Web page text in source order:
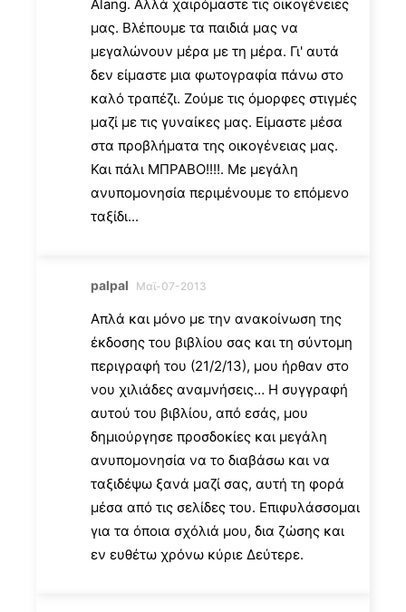
Alang. Αλλά χαιρόμαστε τις οικογένειες
μας. Βλέπουμε τα παιδιά μας να
μεγαλώνουν μέρα με τη μέρα. Γι' αυτά
δεν είμαστε μια φωτογραφία πάνω στο
καλό τραπέζι. Ζούμε τις όμορφες στιγμές
μαζί με τις γυναίκες μας. Είμαστε μέσα
στα προβλήματα της οικογένειας μας.
Και πάλι ΜΠΡΑΒΟ!!!!. Με μεγάλη
ανυπομονησία περιμένουμε το επόμενο
ταξίδι...
palpal Μαϊ-07-2013
Απλά και μόνο με την ανακοίνωση της
έκδοσης του βιβλίου σας και τη σύντομη
περιγραφή του (21/2/13), μου ήρθαν στο
νου χιλιάδες αναμνήσεις… Η συγγραφή
αυτού του βιβλίου, από εσάς, μου
δημιούργησε προσδοκίες και μεγάλη
ανυπομονησία να το διαβάσω και να
ταξιδέψω ξανά μαζί σας, αυτή τη φορά
μέσα από τις σελίδες του. Επιφυλάσσομαι
για τα όποια σχόλιά μου, δια ζώσης και
εν ευθέτω χρόνω κύριε Δεύτερε.